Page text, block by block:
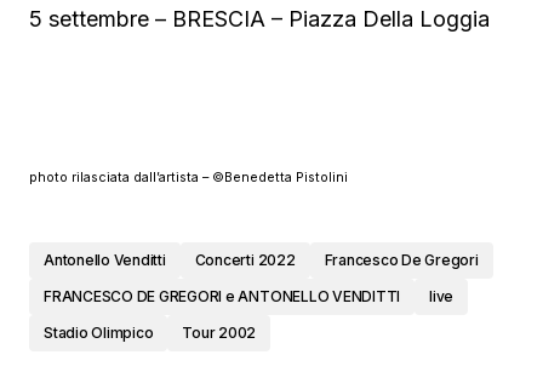
5 settembre – BRESCIA – Piazza Della Loggia
photo rilasciata dall’artista – ©Benedetta Pistolini
Antonello Venditti Concerti 2022
Francesco De Gregori
FRANCESCO DE GREGORI e ANTONELLO VENDITTI
live
Stadio Olimpico
Tour 2002